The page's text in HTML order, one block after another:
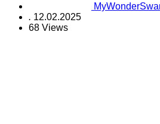
. 12.02.2025
68 Views